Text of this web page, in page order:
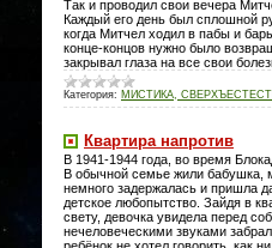
Так и проводил свои вечера
Каждый его день был сплошной
когда Митчел ходил в пабы и
конце-концов нужно было
закрывал глаза на все свои
Категория: МИСТИКА,
Квартира напротив
В 1941-1944 года, во время
В обычной семье жили бабушка,
немного задержалась и пришла
детское любопытство. Зайдя в
свету, девочка увидела перед
нечеловеческими звуками